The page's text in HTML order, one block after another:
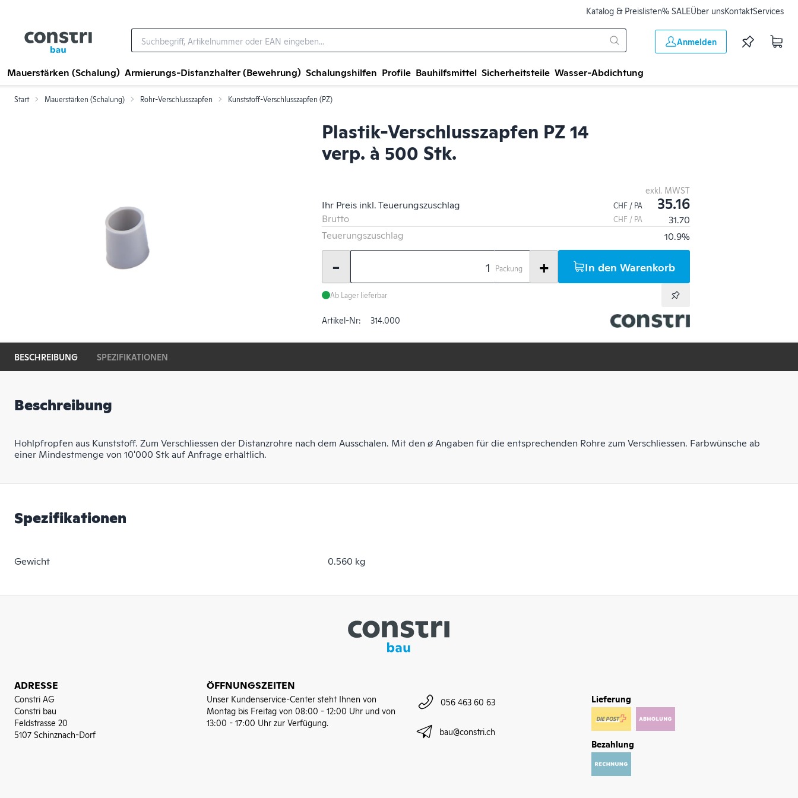
Katalog & Preislisten% SALEÜber unsKontaktServices
Anmelden
Mauerstärken (Schalung) Armierungs-Distanzhalter (Bewehrung) Schalungshilfen Profile Bauhilfsmittel Sicherheitsteile Wasser-Abdichtung
Start Mauerstärken (Schalung) Rohr-Verschlusszapfen Kunststoff-Verschlusszapfen (PZ)
Plastik-Verschlusszapfen PZ 14
verp. à 500 Stk.
exkl. MWST
Ihr Preis inkl. Teuerungszuschlag CHF / PA 35.16
Brutto CHF / PA
31.70
Teuerungszuschlag
10.9%
- Packung + In den Warenkorb
Ab Lager lieferbar
Artikel-Nr: 314.000
BESCHREIBUNG SPEZIFIKATIONEN
Beschreibung
Hohlpfropfen aus Kunststoff. Zum Verschliessen der Distanzrohre nach dem Ausschalen. Mit den ø Angaben für die entsprechenden Rohre zum Verschliessen. Farbwünsche ab
einer Mindestmenge von 10'000 Stk auf Anfrage erhältlich.
Spezifikationen
Gewicht 0.560 kg
ADRESSE
Constri AG
Constri bau
Feldstrasse 20
5107 Schinznach-Dorf
ÖFFNUNGSZEITEN
Unser Kundenservice-Center steht Ihnen von
Montag bis Freitag von 08:00 - 12:00 Uhr und von
13:00 - 17:00 Uhr zur Verfügung.
056 463 60 63
bau@constri.ch
Lieferung
Bezahlung